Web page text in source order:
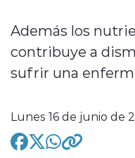
Deportes
Entrevistas
Además los
contribuye a
sufrir una
Lunes 16 de junio de